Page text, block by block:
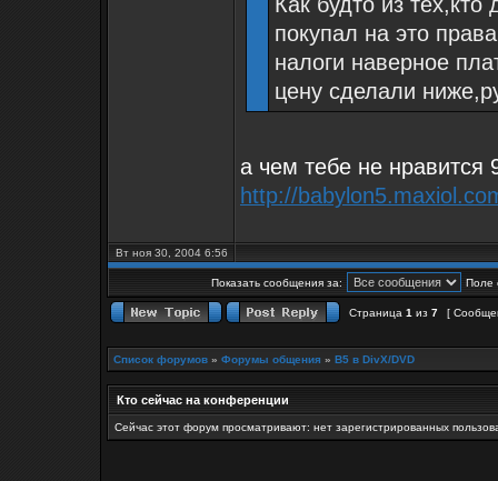
покупал на это
налоги наверное
цену сделали
а чем тебе не нравится
http://
Вт ноя 30, 2004 6:56
Показать сообщения за: Поле
Страница 1 из 7 [
Список форумов » Форумы общения » B5 в DivX/DVD
Кто сейчас на конференции
Сейчас этот форум просматривают: нет зарегистрированных